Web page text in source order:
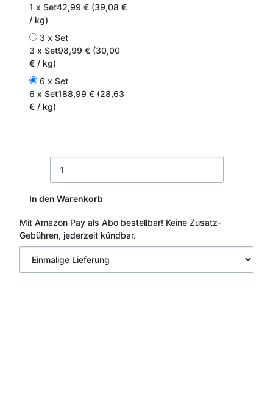
1 x Set42,99 € (39,08 €
/ kg)
3 x Set
3 x Set98,99 € (30,00
€ / kg)
6 x Set
6 x Set188,99 € (28,63
€ / kg)
In den Warenkorb
Mit Amazon Pay als Abo bestellbar! Keine Zusatz-
Gebühren, jederzeit kündbar.